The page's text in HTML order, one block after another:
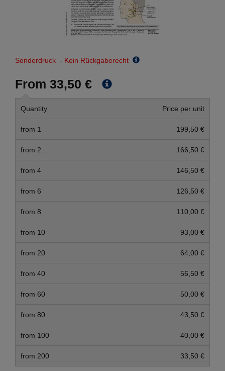
Sonderdruck - Kein Rückgaberecht
From 33,50 €
Quantity Price per unit
from 1 199,50 €
from 2 166,50 €
from 4 146,50 €
from 6 126,50 €
from 8 110,00 €
from 10 93,00 €
from 20 64,00 €
from 40 56,50 €
from 60 50,00 €
from 80 43,50 €
from 100 40,00 €
from 200 33,50 €